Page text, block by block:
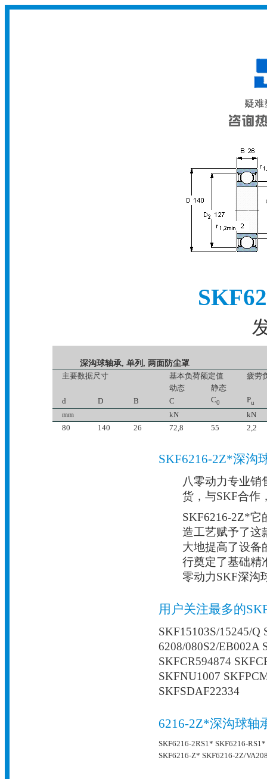
深沟球轴承, 单列, 两面防尘罩
主要数据尺寸
基本负荷额定值
疲劳
动态
静态
d
D B C C0 Pu
mm kN
kN
80
140 26 72,8 55 2,2
SKF6216-2Z*深沟
八零动力专业销
货，与SKF合作
SKF6216-2Z*它
造工艺赋予了这
大地提高了设备
行奠定了基础精
零动力SKF深沟
用户关注最多的
SKF15103S/15245/
6208/080S2/EB002A
SKFCR594874
SKFNU1007
SKFSDAF22334
6216-2Z*深沟球轴
SKF6216-2RS1* SKF6216-RS1*
SKF6216-Z* SKF6216-2Z/